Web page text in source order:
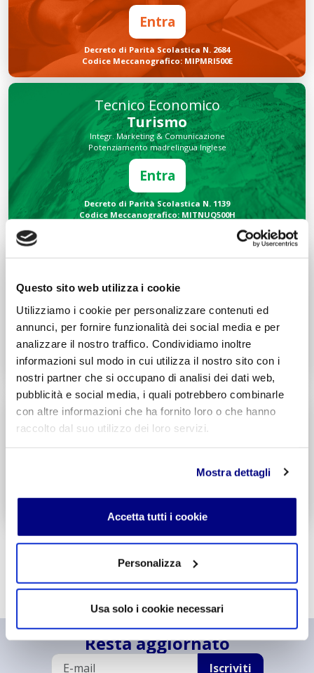
Questo sito web utilizza i cookie
Utilizziamo i cookie per personalizzare contenuti ed
annunci, per fornire funzionalità dei social media e per
analizzare il nostro traffico. Condividiamo inoltre
informazioni sul modo in cui utilizza il nostro sito con i
nostri partner che si occupano di analisi dei dati web,
pubblicità e social media, i quali potrebbero combinarle
con altre informazioni che ha fornito loro o che hanno
raccolto dal suo utilizzo dei loro servizi.
Mostra dettagli
Accetta tutti i cookie
Personalizza
Usa solo i cookie necessari
Entra
Decreto di Parità Scolastica N. 2684
Codice Meccanografico: MIPMRI500E
Tecnico Economico
Turismo
Integr. Marketing & Comunicazione
Potenziamento madrelingua Inglese
Entra
Decreto di Parità Scolastica N. 1139
Codice Meccanografico: MITNUQ500H
Tecnico Tecnologico
Integr. Intelligenza artificiale & Robotica
Entra
Decreto di Parità Scolastica N. 338
Codice Meccanografico: MITF005006
LiceoScientifico
Integr. Informatica & Economia
Resta aggiornato
Iscriviti